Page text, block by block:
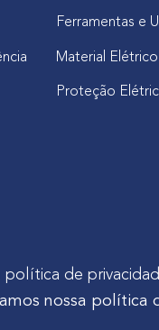
Ferramentas e
Material Elétrico
Proteção
310 | Campo Largo -
política de
nossa política